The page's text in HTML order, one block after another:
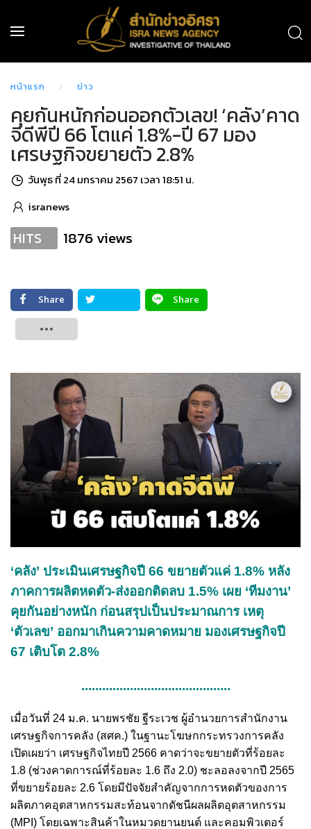
หน้าแรก ข่าว
คุยกันหนักก่อนออกตัวเลข! ‘คลัง’คาด
จีดีพีปี 66 โตแค่ 1.8%-ปี 67 มอง
เศรษฐกิจขยายตัว 2.8%
วันพุธ ที่ 24 มกราคม 2567 เวลา 18:51 น.
isranews
HITS 1876 views
Share
Share
‘คลัง’ ประเมินเศรษฐกิจปี 66 ขยายตัวแค่ 1.8% หลัง
ภาคการผลิตหดตัว-ส่งออกติดลบ 1.5% เผย ‘ทีมงาน’
คุยกันอย่างหนัก ก่อนสรุปเป็นประมาณการ เหตุ
‘ตัวเลข’ ออกมาเกินความคาดหมาย มองเศรษฐกิจปี
67 เติบโต 2.8%
...........................................
เมื่อวันที่ 24 ม.ค. นายพรชัย ฐีระเวช ผู้อำนวยการสำนักงาน
เศรษฐกิจการคลัง (สศค.) ในฐานะโฆษกกระทรวงการคลัง
เปิดเผยว่า เศรษฐกิจไทยปี 2566 คาดว่าจะขยายตัวที่ร้อยละ
1.8 (ช่วงคาดการณ์ที่ร้อยละ 1.6 ถึง 2.0) ชะลอลงจากปี 2565
ที่ขยายร้อยละ 2.6 โดยมีปัจจัยสำคัญจากการหดตัวของการ
ผลิตภาคอุตสาหกรรมสะท้อนจากดัชนีผลผลิตอุตสาหกรรม
(MPI) โดยเฉพาะสินค้าในหมวดยานยนต์ และคอมพิวเตอร์